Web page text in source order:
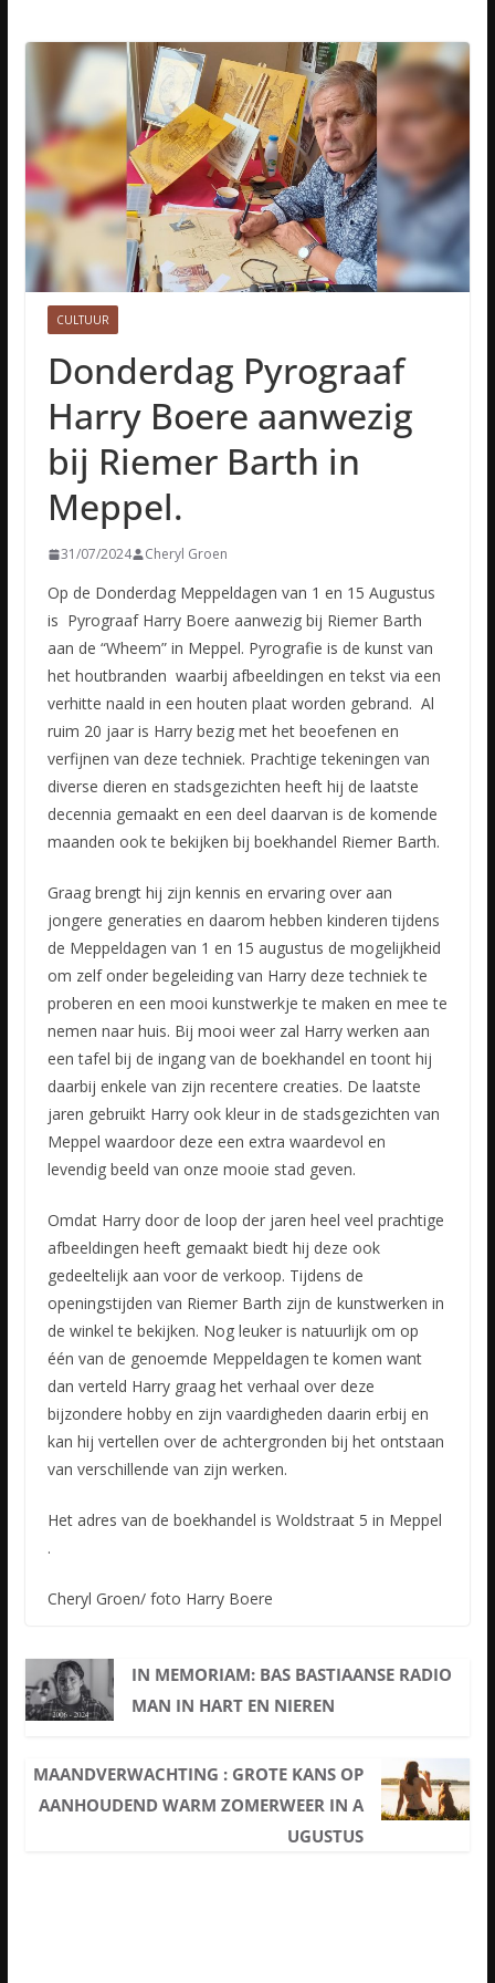
CULTUUR
Donderdag Pyrograaf
Harry Boere aanwezig
bij Riemer Barth in
Meppel.
31/07/2024 Cheryl Groen
Op de Donderdag Meppeldagen van 1 en 15 Augustus
is Pyrograaf Harry Boere aanwezig bij Riemer Barth
aan de “Wheem” in Meppel. Pyrografie is de kunst van
het houtbranden waarbij afbeeldingen en tekst via een
verhitte naald in een houten plaat worden gebrand. Al
ruim 20 jaar is Harry bezig met het beoefenen en
verfijnen van deze techniek. Prachtige tekeningen van
diverse dieren en stadsgezichten heeft hij de laatste
decennia gemaakt en een deel daarvan is de komende
maanden ook te bekijken bij boekhandel Riemer Barth.
Graag brengt hij zijn kennis en ervaring over aan
jongere generaties en daarom hebben kinderen tijdens
de Meppeldagen van 1 en 15 augustus de mogelijkheid
om zelf onder begeleiding van Harry deze techniek te
proberen en een mooi kunstwerkje te maken en mee te
nemen naar huis. Bij mooi weer zal Harry werken aan
een tafel bij de ingang van de boekhandel en toont hij
daarbij enkele van zijn recentere creaties. De laatste
jaren gebruikt Harry ook kleur in de stadsgezichten van
Meppel waardoor deze een extra waardevol en
levendig beeld van onze mooie stad geven.
Omdat Harry door de loop der jaren heel veel prachtige
afbeeldingen heeft gemaakt biedt hij deze ook
gedeeltelijk aan voor de verkoop. Tijdens de
openingstijden van Riemer Barth zijn de kunstwerken in
de winkel te bekijken. Nog leuker is natuurlijk om op
één van de genoemde Meppeldagen te komen want
dan verteld Harry graag het verhaal over deze
bijzondere hobby en zijn vaardigheden daarin erbij en
kan hij vertellen over de achtergronden bij het ontstaan
van verschillende van zijn werken.
Het adres van de boekhandel is Woldstraat 5 in Meppel
.
Cheryl Groen/ foto Harry Boere
IN MEMORIAM: BAS BASTIAANSE RADIO
MAN IN HART EN NIEREN
MAANDVERWACHTING : GROTE KANS OP
AANHOUDEND WARM ZOMERWEER IN A
UGUSTUS